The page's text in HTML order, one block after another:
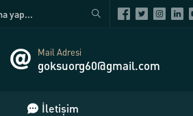
Mail Adresi
goksuorg60@gmail.com
İletişim